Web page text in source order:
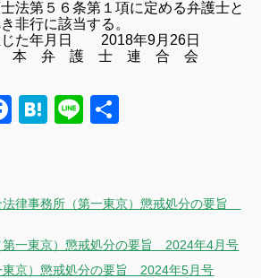
法第５６条第１項に定める弁護士と
非行に該当する。
た年月日
2018年9月26日
日 本 弁 護 士 連 合 会
Facebook
Hatena
Line
法律事務所（第一東京）懲戒処分の要旨
第一東京）懲戒処分の要旨 2024年4月号
東京）懲戒処分の要旨 2024年5月号